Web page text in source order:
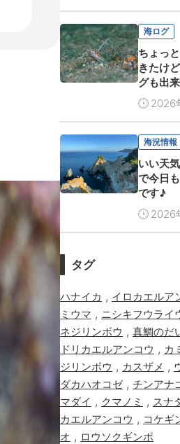
海ログ
ちょっ
きたけ
グも出
2026
海況情報
いい天
で今日
です♪
2026
タグ
ハナイカ , イロカエルア
ミウマ , ニシキフウライ
ネジリンボウ , 真鯛のだ
ドリカエルアンコウ , カ
ジリンボウ , カスザメ ,
ダカハオコゼ, チンアナ
マダイ , クマノミ , スナ
カエルアンコウ , コケギ
オ , ロウソクギンポ